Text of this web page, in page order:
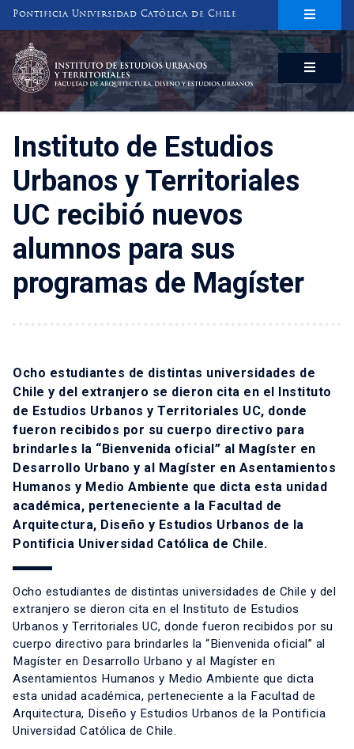
Pontificia Universidad Católica de Chile
INSTITUTO DE ESTUDIOS URBANOS
Y TERRITORIALES
FACULTAD DE ARQUITECTURA, DISEÑO Y ESTUDIOS URBANOS
Instituto de Estudios
Urbanos y Territoriales
UC recibió nuevos
alumnos para sus
programas de Magíster
Ocho estudiantes de distintas universidades de
Chile y del extranjero se dieron cita en el Instituto
de Estudios Urbanos y Territoriales UC, donde
fueron recibidos por su cuerpo directivo para
brindarles la “Bienvenida oficial” al Magíster en
Desarrollo Urbano y al Magíster en Asentamientos
Humanos y Medio Ambiente que dicta esta unidad
académica, perteneciente a la Facultad de
Arquitectura, Diseño y Estudios Urbanos de la
Pontificia Universidad Católica de Chile.
Ocho estudiantes de distintas universidades de Chile y del
extranjero se dieron cita en el Instituto de Estudios
Urbanos y Territoriales UC, donde fueron recibidos por su
cuerpo directivo para brindarles la “Bienvenida oficial” al
Magíster en Desarrollo Urbano y al Magíster en
Asentamientos Humanos y Medio Ambiente que dicta
esta unidad académica, perteneciente a la Facultad de
Arquitectura, Diseño y Estudios Urbanos de la Pontificia
Universidad Católica de Chile.